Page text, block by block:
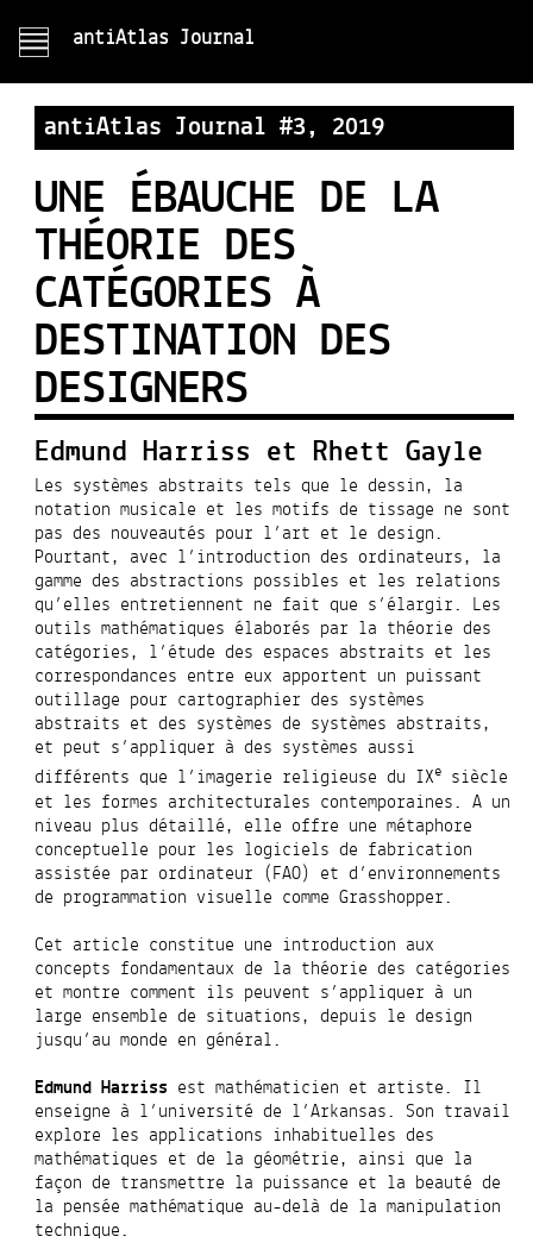
antiAtlas Journal
antiAtlas Journal #3, 2019
UNE ÉBAUCHE DE LA
THÉORIE DES
CATÉGORIES À
DESTINATION DES
DESIGNERS
Edmund Harriss et Rhett Gayle
Les systèmes abstraits tels que le dessin, la
notation musicale et les motifs de tissage ne sont
pas des nouveautés pour l’art et le design.
Pourtant, avec l’introduction des ordinateurs, la
gamme des abstractions possibles et les relations
qu’elles entretiennent ne fait que s’élargir. Les
outils mathématiques élaborés par la théorie des
catégories, l’étude des espaces abstraits et les
correspondances entre eux apportent un puissant
outillage pour cartographier des systèmes
abstraits et des systèmes de systèmes abstraits,
et peut s’appliquer à des systèmes aussi
différents que l’imagerie religieuse du IXe siècle
et les formes architecturales contemporaines. A un
niveau plus détaillé, elle offre une métaphore
conceptuelle pour les logiciels de fabrication
assistée par ordinateur (FAO) et d’environnements
de programmation visuelle comme Grasshopper.
Cet article constitue une introduction aux
concepts fondamentaux de la théorie des catégories
et montre comment ils peuvent s’appliquer à un
large ensemble de situations, depuis le design
jusqu’au monde en général.
Edmund Harriss est mathématicien et artiste. Il
enseigne à l’université de l’Arkansas. Son travail
explore les applications inhabituelles des
mathématiques et de la géométrie, ainsi que la
façon de transmettre la puissance et la beauté de
la pensée mathématique au-delà de la manipulation
technique.